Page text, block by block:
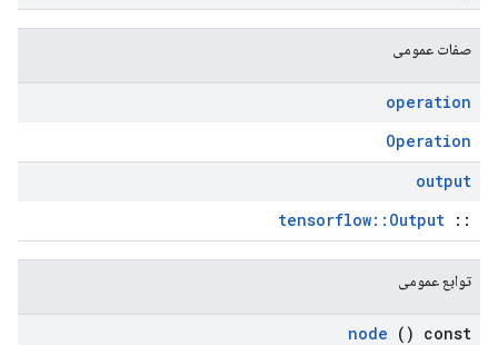
صفات عمومی
operation
Operation
output
::
tensorflow::Output
توابع عمومی
node () const